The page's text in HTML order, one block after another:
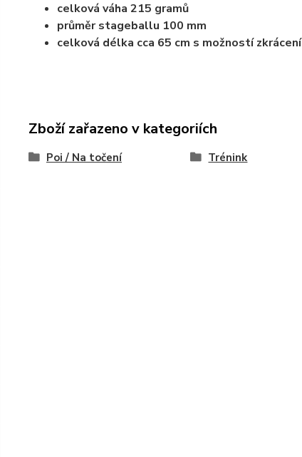
celková váha 215 gramů
průměr stageballu 100 mm
celková délka cca 65 cm s možností zkrácení
Zboží zařazeno v kategoriích
Poi / Na točení Trénink